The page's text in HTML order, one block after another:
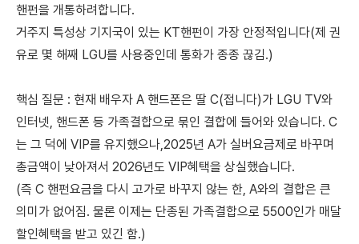
핸펀을 개통하려합니다.
거주지 특성상 기지국이 있는 KT핸펀이 가장 안정적입니다(제 권
유로 몇 해째 LGU를 사용중인데 통화가 종종 끊김.)
핵심 질문 : 현재 배우자 A 핸드폰은 딸 C(접니다)가 LGU TV와
인터넷, 핸드폰 등 가족결합으로 묶인 결합에 들어와 있습니다. C
는 그 덕에 VIP를 유지했으나,2025년 A가 실버요금제로 바꾸며
총금액이 낮아져서 2026년도 VIP혜택을 상실했습니다.
(즉 C 핸펀요금을 다시 고가로 바꾸지 않는 한, A와의 결합은 큰
의미가 없어짐. 물론 이제는 단종된 가족결합으로 5500인가 매달
할인혜택을 받고 있긴 함.)